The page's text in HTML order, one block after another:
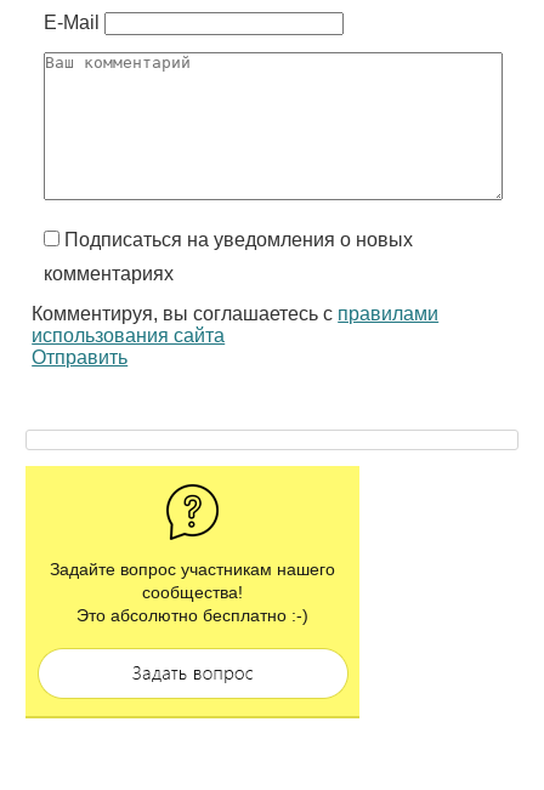
E-Mail
Подписаться на уведомления о новых
комментариях
Комментируя, вы соглашаетесь с правилами
использования сайта
Отправить
Задайте вопрос участникам нашего
сообщества!
Это абсолютно бесплатно :-)